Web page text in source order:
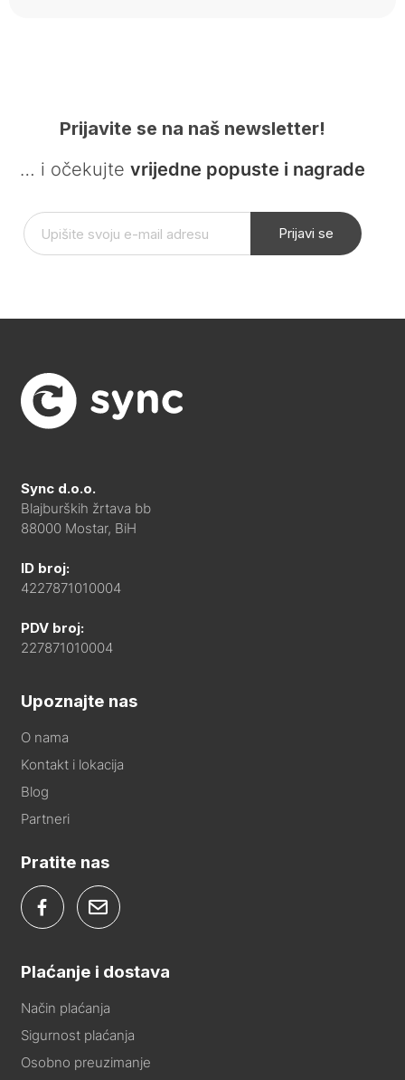
Prijavite se na naš newsletter!
… i očekujte vrijedne popuste i nagrade
Prijavi se
Sync d.o.o.
Blajburških žrtava bb
88000 Mostar, BiH
ID broj:
4227871010004
PDV broj:
227871010004
Upoznajte nas
O nama
Kontakt i lokacija
Blog
Partneri
Pratite nas
Plaćanje i dostava
Način plaćanja
Sigurnost plaćanja
Osobno preuzimanje